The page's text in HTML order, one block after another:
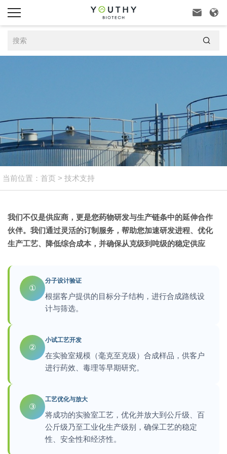
 

当前位置： 首页 > 技术支持
我们不仅是供应商，更是您药物研发与生产链条中的延伸合作
伙伴。我们通过灵活的订制服务，帮助您加速研发进程、优化
生产工艺、降低综合成本，并确保从克级到吨级的稳定供应
①
分子设计验证
根据客户提供的目标分子结构，进行合成路线设
计与筛选。
②
小试工艺开发
在实验室规模（毫克至克级）合成样品，供客户
进行药效、毒理等早期研究。
③
工艺优化与放大
将成功的实验室工艺，优化并放大到公斤级、百
公斤级乃至工业化生产级别，确保工艺的稳定
性、安全性和经济性。